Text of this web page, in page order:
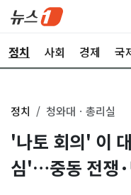
정치 사회 경제 국
정치 청와대ㆍ총리실
'나토 회의' 이
심'…중동 전쟁